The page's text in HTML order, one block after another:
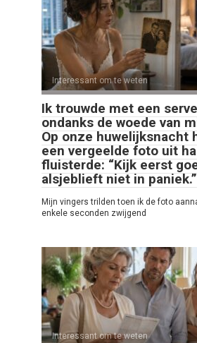
Interessant om te weten
Ik trouwde met een
ondanks de woede van
Op onze huwelijksnacht
een vergeelde foto uit
fluisterde: “Kijk eerst
alsjeblieft niet in paniek.”
Mijn vingers trilden toen ik de foto
enkele seconden zwijgend
Interessant om te weten